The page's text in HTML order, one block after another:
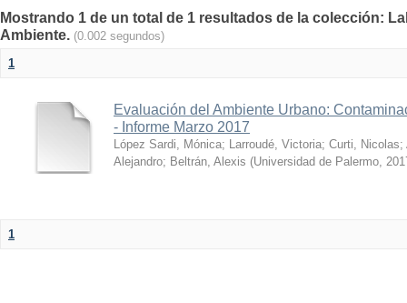
Mostrando 1 de un total de 1 resultados de la colección:
Ambiente. (0.002 segundos)
1
Evaluación del Ambiente Urbano:
- Informe Marzo 2017
López Sardi, Mónica; Larroudé, Victoria; Curti, Nicolas;
Alejandro; Beltrán, Alexis (Universidad de Palermo,
1